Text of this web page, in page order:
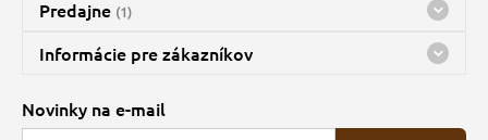
Predajne (1)
Predajňa a sklad Kbely
Bohužiaľ, momentálne máme zatvorené
Informácie pre zákazníkov
O spoločnosti
Novinky na e-mail